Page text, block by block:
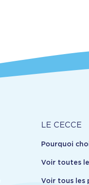
LE CECCE
Pourquoi
Voir toutes
Voir tous les